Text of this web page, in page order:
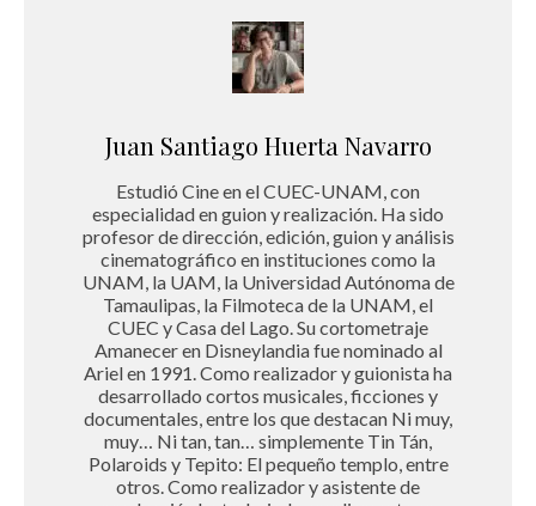
Juan Santiago Huerta Navarro
Estudió Cine en el CUEC-UNAM, con
especialidad en guion y realización. Ha sido
profesor de dirección, edición, guion y análisis
cinematográfico en instituciones como la
UNAM, la UAM, la Universidad Autónoma de
Tamaulipas, la Filmoteca de la UNAM, el
CUEC y Casa del Lago. Su cortometraje
Amanecer en Disneylandia fue nominado al
Ariel en 1991. Como realizador y guionista ha
desarrollado cortos musicales, ficciones y
documentales, entre los que destacan Ni muy,
muy… Ni tan, tan… simplemente Tin Tán,
Polaroids y Tepito: El pequeño templo, entre
otros. Como realizador y asistente de